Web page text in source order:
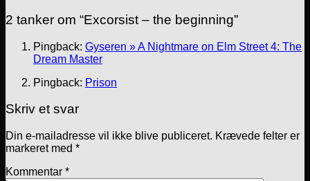
2 tanker om “Excorsist – the beginning”
Pingback: Gyseren » A Nightmare on Elm Street 4: The
Dream Master
Pingback: Prison
Skriv et svar
Din e-mailadresse vil ikke blive publiceret. Krævede felter er
markeret med *
Kommentar *